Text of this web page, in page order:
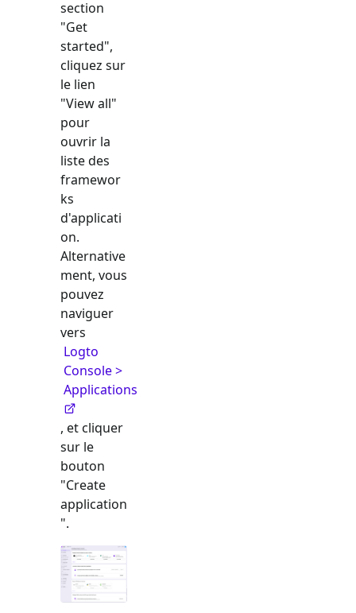
section
"Get
started",
cliquez sur
le lien
"View all"
pour
ouvrir la
liste des
framewor
ks
d'applicati
on.
Alternative
ment, vous
pouvez
naviguer
vers
Logto
Console >
Applications
, et cliquer
sur le
bouton
"Create
application
".